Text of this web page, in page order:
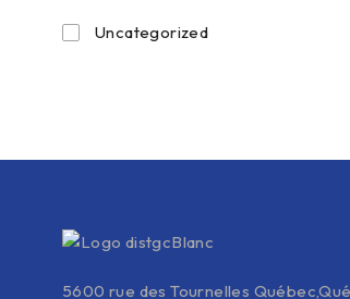
Uncategorized
5600 rue des Tournelles